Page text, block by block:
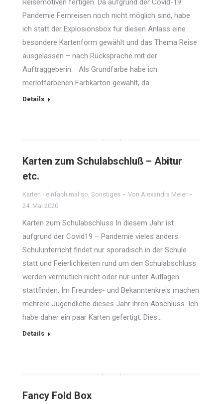
Reisemotiven fertigen. Da aufgrund der Covid-19
Pandemie Fernreisen noch nicht möglich sind, habe
ich statt der Explosionsbox für diesen Anlass eine
besondere Kartenform gewählt und das Thema Reise
ausgelassen – nach Rücksprache mit der
Auftraggeberin. Als Grundfarbe habe ich
merlotfarbenen Farbkarton gewählt, da…
Details
Karten zum Schulabschluß – Abitur
etc.
Karten - einfach mal so, Sonstiges Von Alexandra Meier
24. Mai 2020
Karten zum Schulabschluss In diesem Jahr ist
aufgrund der Covid19 – Pandemie vieles anders.
Schulunterricht findet nur sporadisch in der Schule
statt und Feierlichkeiten rund um den Schulabschluss
werden vermutlich nicht oder nur unter Auflagen
stattfinden. Im Freundes- und Bekanntenkreis machen
mehrere Jugendliche dieses Jahr ihren Abschluss. Ich
habe daher ein paar Karten gefertigt: Dies…
Details
Fancy Fold Box